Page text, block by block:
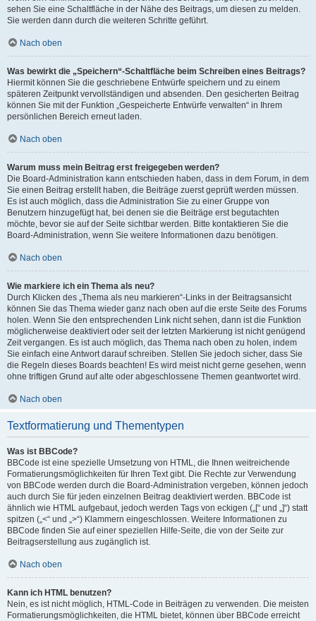
sehen Sie eine Schaltfläche in der Nähe des Beitrags, um diesen zu melden.
Sie werden dann durch die weiteren Schritte geführt.
Nach oben
Was bewirkt die „Speichern“-Schaltfläche beim Schreiben eines Beitrags?
Hiermit können Sie die geschriebene Entwürfe speichern und zu einem
späteren Zeitpunkt vervollständigen und absenden. Den gesicherten Beitrag
können Sie mit der Funktion „Gespeicherte Entwürfe verwalten“ in Ihrem
persönlichen Bereich erneut laden.
Nach oben
Warum muss mein Beitrag erst freigegeben werden?
Die Board-Administration kann entschieden haben, dass in dem Forum, in dem
Sie einen Beitrag erstellt haben, die Beiträge zuerst geprüft werden müssen.
Es ist auch möglich, dass die Administration Sie zu einer Gruppe von
Benutzern hinzugefügt hat, bei denen sie die Beiträge erst begutachten
möchte, bevor sie auf der Seite sichtbar werden. Bitte kontaktieren Sie die
Board-Administration, wenn Sie weitere Informationen dazu benötigen.
Nach oben
Wie markiere ich ein Thema als neu?
Durch Klicken des „Thema als neu markieren“-Links in der Beitragsansicht
können Sie das Thema wieder ganz nach oben auf die erste Seite des Forums
holen. Wenn Sie den entsprechenden Link nicht sehen, dann ist die Funktion
möglicherweise deaktiviert oder seit der letzten Markierung ist nicht genügend
Zeit vergangen. Es ist auch möglich, das Thema nach oben zu holen, indem
Sie einfach eine Antwort darauf schreiben. Stellen Sie jedoch sicher, dass Sie
die Regeln dieses Boards beachten! Es wird meist nicht gerne gesehen, wenn
ohne triftigen Grund auf alte oder abgeschlossene Themen geantwortet wird.
Nach oben
Textformatierung und Thementypen
Was ist BBCode?
BBCode ist eine spezielle Umsetzung von HTML, die Ihnen weitreichende
Formatierungsmöglichkeiten für Ihren Text gibt. Die Rechte zur Verwendung
von BBCode werden durch die Board-Administration vergeben, können jedoch
auch durch Sie für jeden einzelnen Beitrag deaktiviert werden. BBCode ist
ähnlich wie HTML aufgebaut, jedoch werden Tags von eckigen („[“ und „]“) statt
spitzen („<“ und „>“) Klammern eingeschlossen. Weitere Informationen zu
BBCode finden Sie auf einer speziellen Hilfe-Seite, die von der Seite zur
Beitragserstellung aus zugänglich ist.
Nach oben
Kann ich HTML benutzen?
Nein, es ist nicht möglich, HTML-Code in Beiträgen zu verwenden. Die meisten
Formatierungsmöglichkeiten, die HTML bietet, können über BBCode erreicht